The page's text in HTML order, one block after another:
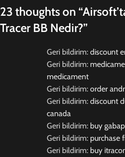
23 thoughts on “
Tracer BB Nedir?”
Geri bildirim: discount
Geri bildirim:
medicament
Geri bildirim: order
Geri bildirim: discount
canada
Geri bildirim: buy
Geri bildirim: purchase
Geri bildirim: buy